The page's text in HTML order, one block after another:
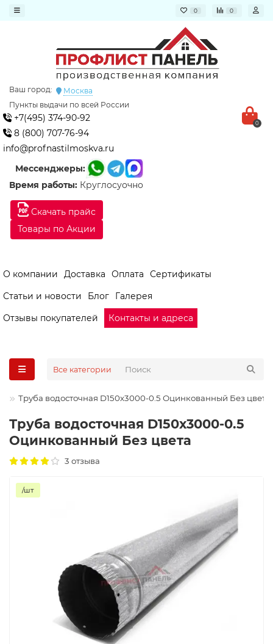
0 0
Скачать прайс
Товары по Акции
Ваш город:
Москва
Пункты выдачи по всей России
+7(495) 374-90-92
8 (800) 707-76-94
info@profnastilmoskva.ru
Мессенджеры:
Время работы: Круглосуочно
0
О компании Доставка Оплата
Сертификаты
Статьи и новости
Блог
Галерея
Отзывы покупателей
Контакты и адреса
Все категории
Труба водосточная D150х3000-0.5 Оцинкованный Без цвета
Труба водосточная D150х3000-0.5
Оцинкованный Без цвета
3 отзыва
/шт